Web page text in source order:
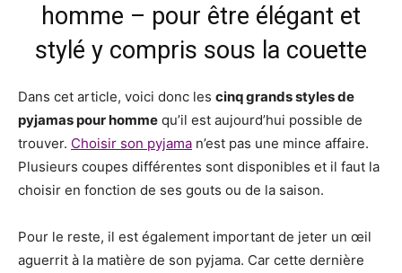
homme – pour être élégant et
stylé y compris sous la couette
Dans cet article, voici donc les cinq grands styles de
pyjamas pour homme qu’il est aujourd’hui possible de
trouver. Choisir son pyjama n’est pas une mince affaire.
Plusieurs coupes différentes sont disponibles et il faut la
choisir en fonction de ses gouts ou de la saison.
Pour le reste, il est également important de jeter un œil
aguerrit à la matière de son pyjama. Car cette dernière